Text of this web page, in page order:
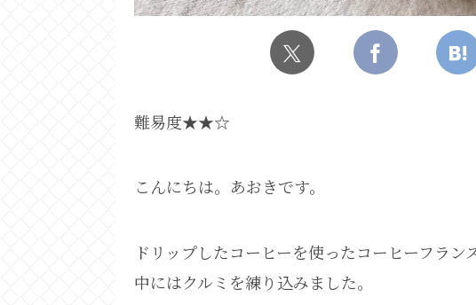
難易度★★☆
こんにちは。あおきです。
ドリップしたコーヒーを使ったコーヒーフラン
中にはクルミを練り込みました。